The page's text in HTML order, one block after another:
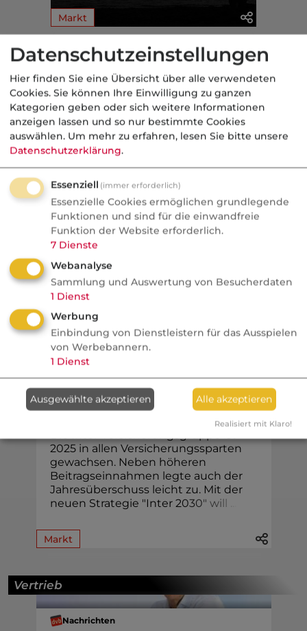
Markt
Aus der dvb-Redaktion
Politik
Nachrichten
Recht auf Vergessenwerden:
Versicherungsschutz für
Krebsüberlebende?
Fünf Jahre krebsfrei und trotzdem kein
Versicherungsschutz. Die SPD will das
ändern, die Versicherer rechnen dagegen
und fordern bis zu 15 Jahre Wartezeit.
Köpfe / Unternehmen
Inter steigert Gewinn und
Beiträge
2025 in allen Versicherungssparten
gewachsen. Neben höheren
Beitragseinnahmen legte auch der
Jahresüberschuss leicht zu. Mit der
neuen Strategie "Inter 2030" will
Markt
Vertrieb
Nachrichten
Datenschutzeinstellungen
Hier finden Sie eine Übersicht über alle verwendeten
Cookies. Sie können Ihre Einwilligung zu ganzen
Kategorien geben oder sich weitere Informationen
anzeigen lassen und so nur bestimmte Cookies
auswählen. Um mehr zu erfahren, lesen Sie bitte unsere
Datenschutzerklärung.
Essenziell (immer erforderlich)
Essenzielle Cookies ermöglichen grundlegende
Funktionen und sind für die einwandfreie
Funktion der Website erforderlich.
7 Dienste
Webanalyse
Sammlung und Auswertung von Besucherdaten
1 Dienst
Werbung
Einbindung von Dienstleistern für das Ausspielen
von Werbebannern.
1 Dienst
Ausgewählte akzeptieren Alle akzeptieren
Realisiert mit Klaro!